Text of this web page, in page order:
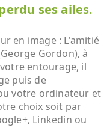
ses ailes.
en image : L'amitié
Gordon), à
entourage, il
puis de
votre ordinateur et
choix soit par
Linkedin ou